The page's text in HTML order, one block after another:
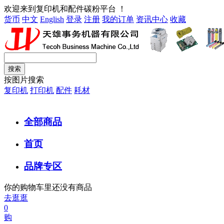
欢迎来到复印机和配件碳粉平台 ！
货币 中文 English 登录 注册 我的订单 资讯中心 收藏
按图片搜索
复印机 打印机 配件 耗材
全部商品
首页
品牌专区
你的购物车里还没有商品
去逛逛
0
购